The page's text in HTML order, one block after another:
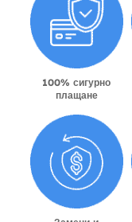
100% сигурно
плащане